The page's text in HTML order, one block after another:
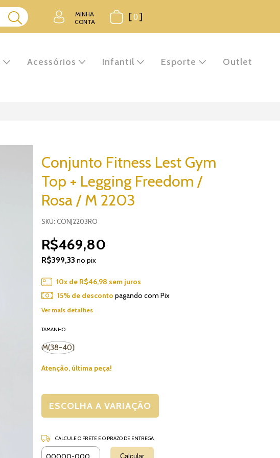
MINHA
CONTA
[0]
Acessórios Infantil Esporte Outlet
Conjunto Fitness Lest Gym
Top + Legging Freedom /
Rosa / M 2203
SKU: CONJ2203RO
R$469,80
R$399,33 no pix
10x de R$46,98 sem juros
15% de desconto pagando com Pix
Ver mais detalhes
TAMANHO
M(38-40)
Atenção, última peça!
Entregas para o CEP:
CALCULE O FRETE E O PRAZO DE ENTREGA
Calcular